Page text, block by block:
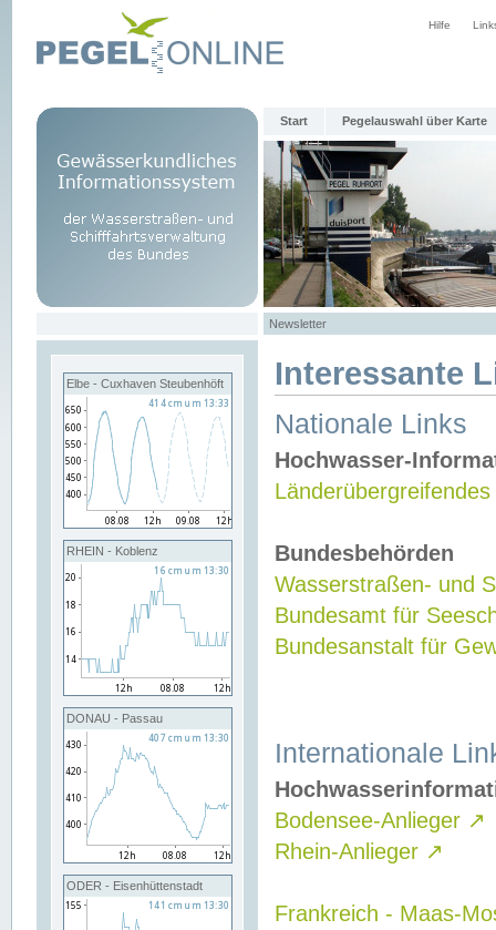
Hilfe
Start Pegelauswahl über Karte
Newsletter
Elbe - Cuxhaven Steubenhöft
RHEIN - Koblenz
DONAU - Passau
ODER - Eisenhüttenstadt
Interessante
Nationale Links
Hochwasser-
Bundesbehörden
Wasserstraßen- und
Bundesamt für
Bundesanstalt für
Internationale
Bodensee-Anlieger ↗
Rhein-Anlieger ↗
Frankreich - Maas-